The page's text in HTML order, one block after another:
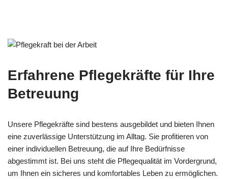
Erfahrene Pflegekräfte für Ihre
Betreuung
Unsere Pflegekräfte sind bestens ausgebildet und bieten Ihnen
eine zuverlässige Unterstützung im Alltag. Sie profitieren von
einer individuellen Betreuung, die auf Ihre Bedürfnisse
abgestimmt ist. Bei uns steht die Pflegequalität im Vordergrund,
um Ihnen ein sicheres und komfortables Leben zu ermöglichen.